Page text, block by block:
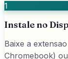
1
Instale no
Baixe a
Chromebook)